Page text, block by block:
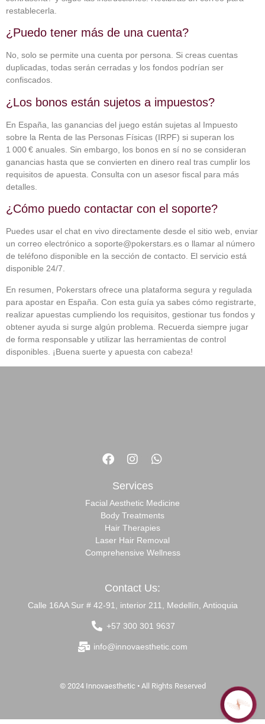
restablecerla.
¿Puedo tener más de una cuenta?
No, solo se permite una cuenta por persona. Si creas cuentas
duplicadas, todas serán cerradas y los fondos podrían ser
confiscados.
¿Los bonos están sujetos a impuestos?
En España, las ganancias del juego están sujetas al Impuesto
sobre la Renta de las Personas Físicas (IRPF) si superan los
1 000 € anuales. Sin embargo, los bonos en sí no se consideran
ganancias hasta que se convierten en dinero real tras cumplir los
requisitos de apuesta. Consulta con un asesor fiscal para más
detalles.
¿Cómo puedo contactar con el soporte?
Puedes usar el chat en vivo directamente desde el sitio web, enviar
un correo electrónico a soporte@pokerstars.es o llamar al número
de teléfono disponible en la sección de contacto. El servicio está
disponible 24/7.
En resumen, Pokerstars ofrece una plataforma segura y regulada
para apostar en España. Con esta guía ya sabes cómo registrarte,
realizar apuestas cumpliendo los requisitos, gestionar tus fondos y
obtener ayuda si surge algún problema. Recuerda siempre jugar
de forma responsable y utilizar las herramientas de control
disponibles. ¡Buena suerte y apuesta con cabeza!
Services
Facial Aesthetic Medicine
Body Treatments
Hair Therapies
Laser Hair Removal
Comprehensive Wellness
Contact Us:
Calle 16AA Sur # 42-91, interior 211, Medellín, Antioquia
+57 300 301 9637
info@innovaesthetic.com
© 2024 Innovaesthetic • All Rights Reserved